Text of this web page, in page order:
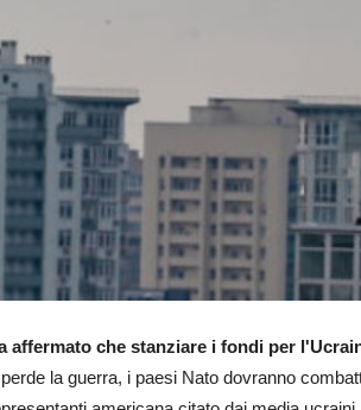
affermato che stanziare i fondi per
la guerra, i paesi Nato dovranno